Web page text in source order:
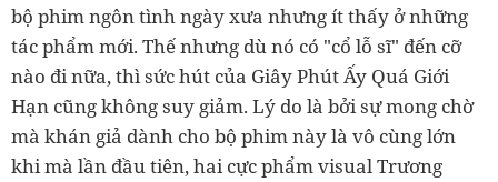
bộ phim ngôn tình ngày xưa nhưng ít thấy ở những
tác phẩm mới. Thế nhưng dù nó có "cổ lỗ sĩ" đến cỡ
nào đi nữa, thì sức hút của Giây Phút Ấy Quá Giới
Hạn cũng không suy giảm. Lý do là bởi sự mong chờ
mà khán giả dành cho bộ phim này là vô cùng lớn
khi mà lần đầu tiên, hai cực phẩm visual Trương